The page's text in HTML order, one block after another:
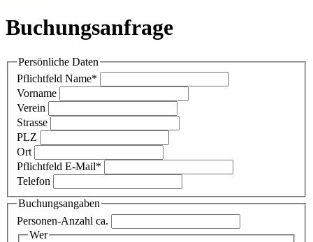
Buchungsanfrage
Persönliche Daten
Pflichtfeld Name*
Vorname
Verein
Strasse
PLZ
Ort
Pflichtfeld E-Mail*
Telefon
Buchungsangaben
Personen-Anzahl ca.
Wer